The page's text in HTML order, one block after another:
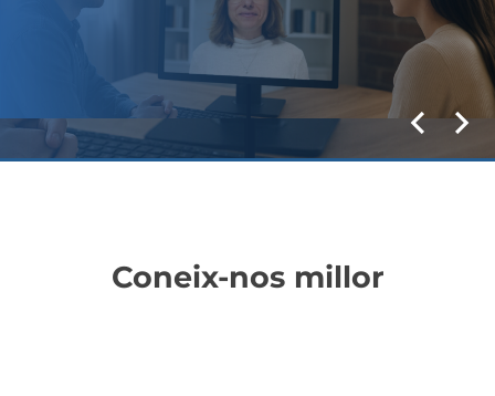
Coneix-nos millor